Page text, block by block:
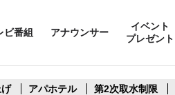
ビ番組 アナウンサー
イベント
プレゼント
アパホテル 第2次取水制限